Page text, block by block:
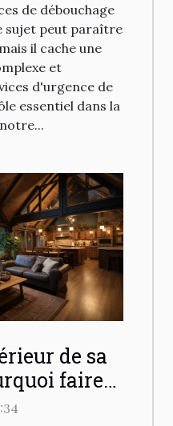
de débouchage
sujet peut paraître
il cache une
et
d'urgence de
essentiel dans la
de sa
faire